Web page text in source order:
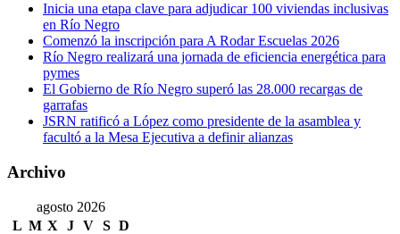
Inicia una etapa clave para adjudicar 100 viviendas inclusivas
en Río Negro
Comenzó la inscripción para A Rodar Escuelas 2026
Río Negro realizará una jornada de eficiencia energética para
pymes
El Gobierno de Río Negro superó las 28.000 recargas de
garrafas
JSRN ratificó a López como presidente de la asamblea y
facultó a la Mesa Ejecutiva a definir alianzas
Archivo
agosto 2026
L M X J V S D